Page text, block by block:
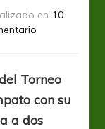
en 10
repartieron
puntos
y
Torneo
con su
a dos